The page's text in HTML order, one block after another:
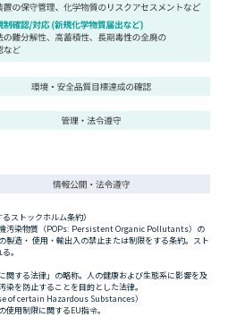
ストックホルム条約）
汚染物質（POPs: Persistent Organic Pollutants）の
製造・ 使用・輸出入の禁止または制限をする条約。スト
。
関する法律」の略称。人の健康および生態系に影響を及
を防止することを目的とした法律。
of certain Hazardous Substances）
用制限に関するEU指令。